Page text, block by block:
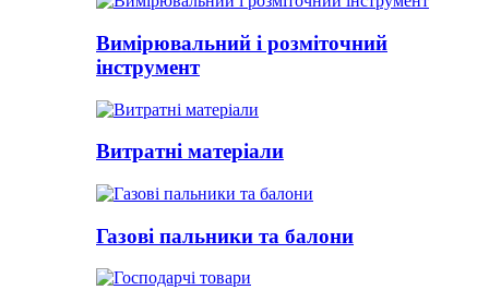
Вимірювальний і розміточний
інструмент
Витратні матеріали
Газові пальники та балони